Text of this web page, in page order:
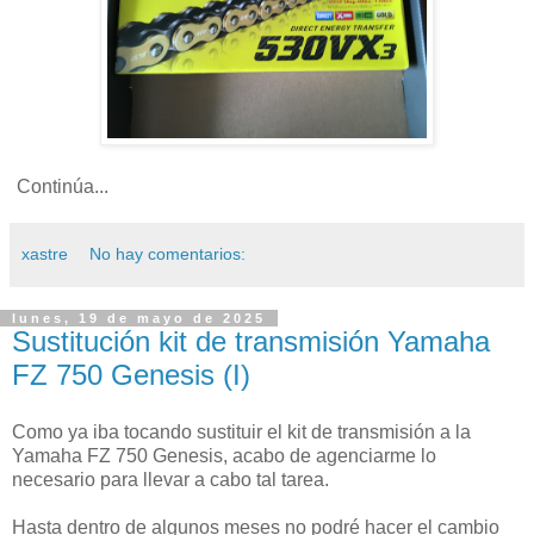
Continúa...
xastre No hay comentarios:
lunes, 19 de mayo de 2025
Sustitución kit de transmisión Yamaha
FZ 750 Genesis (I)
Como ya iba tocando sustituir el kit de transmisión a la
Yamaha FZ 750 Genesis, acabo de agenciarme lo
necesario para llevar a cabo tal tarea.
Hasta dentro de algunos meses no podré hacer el cambio